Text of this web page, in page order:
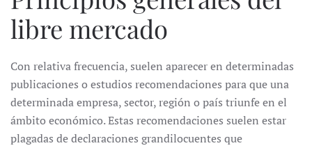
libre mercado
Con relativa frecuencia, suelen aparecer en determinadas
publicaciones o estudios recomendaciones para que una
determinada empresa, sector, región o país triunfe en el
ámbito económico. Estas recomendaciones suelen estar
plagadas de declaraciones grandilocuentes que